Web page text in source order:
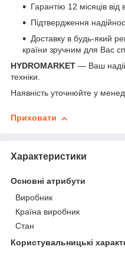
Гарантію 12 місяців від
Підтвердження
Доставку в будь-який
країни зручним для Вас
HYDROMARKET — Ваш
техніки.
Наявність уточнюйте у
Приховати
Характеристики
Основні атрибути
Виробник
Країна виробник
Стан
Користувальницькі